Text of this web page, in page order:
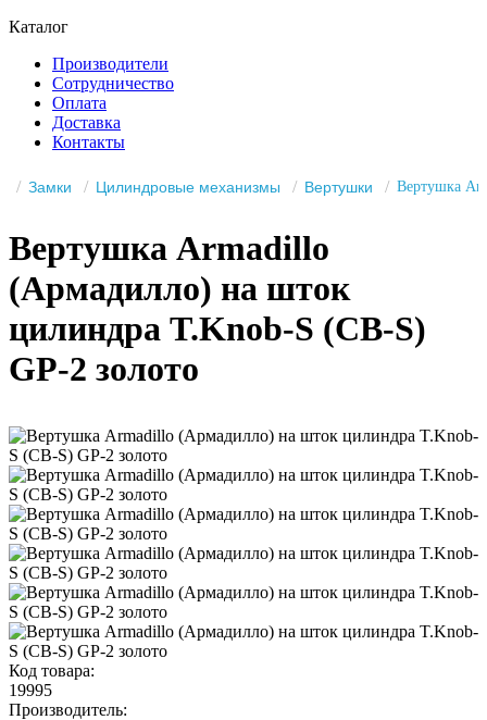
Каталог
Производители
Сотрудничество
Оплата
Доставка
Контакты
Замки Цилиндровые механизмы Вертушки Вертушка
Вертушка Armadillo
(Армадилло) на шток
цилиндра T.Knob-S (CB-S)
GP-2 золото
Код товара:
19995
Производитель: